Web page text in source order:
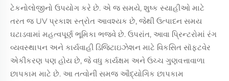
ટેકનોલોજીનો ઉપયોગ કરે છે. એ જ સમયે, શુષ્ક સ્યાહીઓ માટે
તરત જ UV પ્રકાશ સ્ત્રોત આવશ્યક છે, જેથી ઉત્પાદન સમય
ઘટાડવામાં મહત્વપૂર્ણ ભૂમિકા ભજવે છે. ઉપરાંત, આવા પ્રિન્ટરોમાં રંગ
વ્યવસ્થાપન અને કાર્યવાહી ડિજિટાઇઝેશન માટે વિકસિત સૉફ્ટવેર
એકીકરણ પણ હોય છે, જે વધુ કાર્યક્ષમ અને ઉચ્ચ ગુણવત્તાવાળા
છાપકામ માટે છે. આ તત્વોની સમજ ઔદ્યોગિક છાપકામ